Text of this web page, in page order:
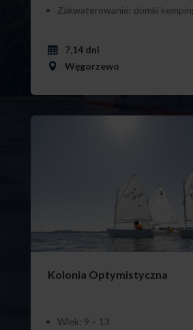
Zakwaterowanie: domki
7,14 dni
Węgorzewo
Kolonia Optymistyczna
Wiek: 9 – 13